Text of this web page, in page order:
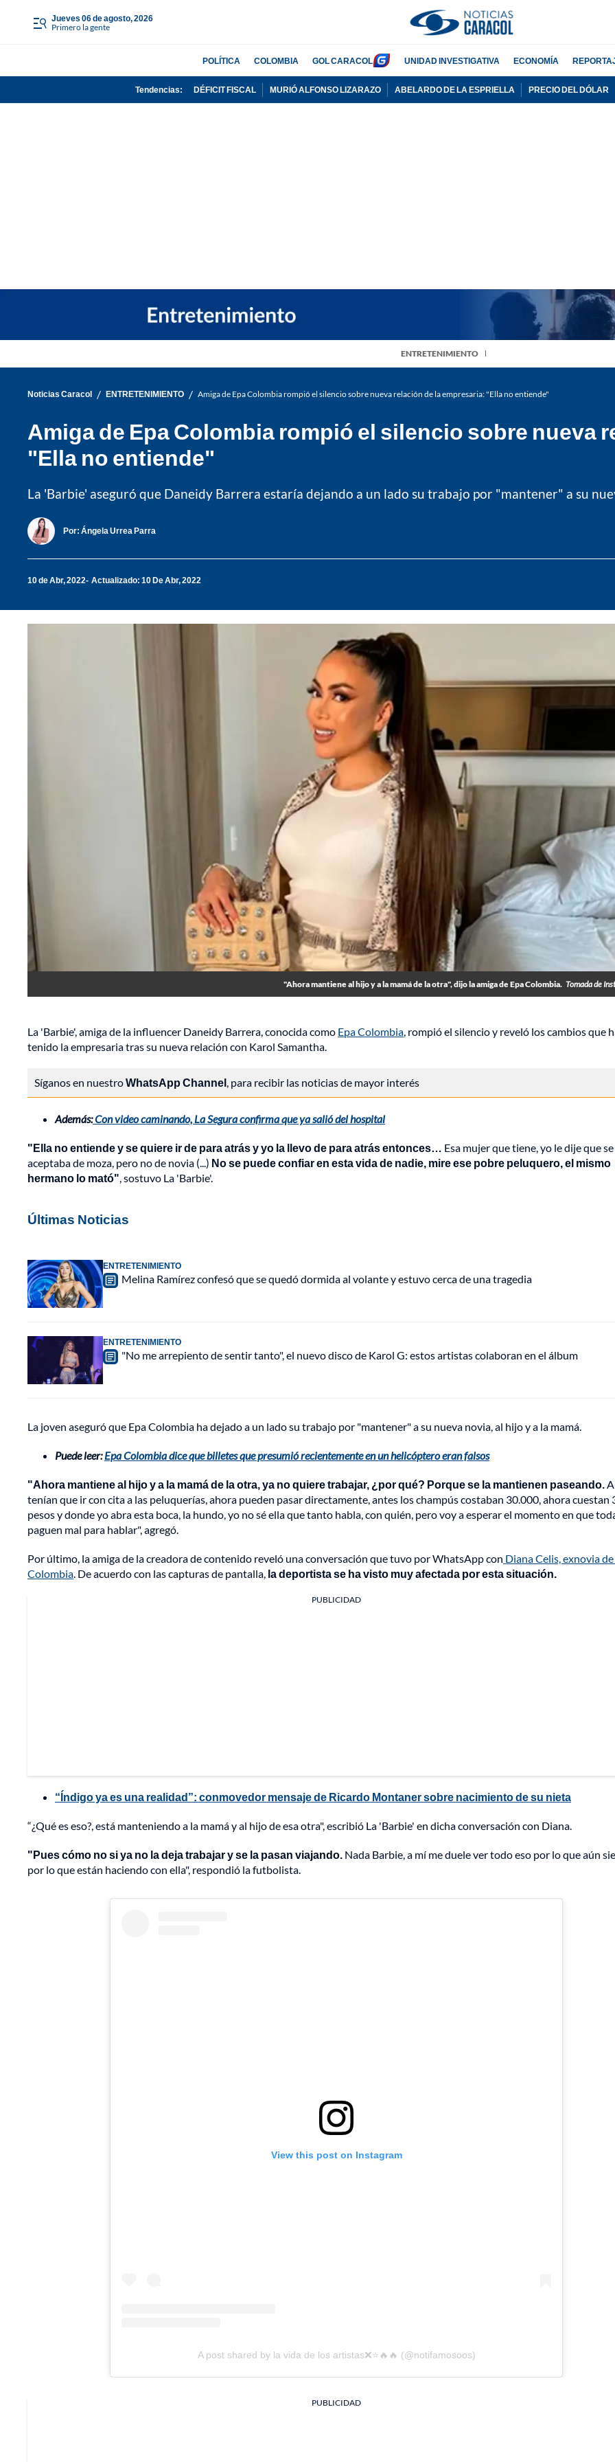
jueves 06 de agosto, 2026
Primero la gente
POLÍTICA COLOMBIA GOL CARACOL UNIDAD INVESTIGATIVA ECONOMÍA
Tendencias: DÉFICIT FISCAL MURIÓ ALFONSO LIZARAZO ABELARDO DE LA ESPRIELLA PRECIO DEL DÓLAR
ENTRETENIMIENTO
Noticias Caracol / ENTRETENIMIENTO / Amiga de Epa Colombia rompió el silencio sobre nueva relación de la empresaria: "Ella no entiende"
Amiga de Epa Colombia rompió el silencio sobre nueva
"Ella no entiende"
La 'Barbie' aseguró que Daneidy Barrera estaría dejando a un lado su trabajo por "mantener" a su
Por: Ángela Urrea Parra
10 de Abr, 2022 Actualizado: 10 De Abr, 2022
"Ahora mantiene al hijo y a la mamá de la otra", dijo la amiga de Epa Colombia. Tomada de
La 'Barbie', amiga de la influencer Daneidy Barrera, conocida como Epa Colombia, rompió el silencio y reveló los cambios que
tenido la empresaria tras su nueva relación con Karol Samantha.
Síganos en nuestroWhatsApp Channel, para recibir las noticias de mayor interés
Además:Con video caminando, La Segura confirma que ya salió del hospital
"Ella no entiende y se quiere ir de para atrás y yo la llevo de para atrás entonces… Esa mujer que tiene, yo le dije que
aceptaba de moza, pero no de novia (...) No se puede confiar en esta vida de nadie, mire ese pobre peluquero, el mismo
hermano lo mató", sostuvo La 'Barbie'.
Últimas Noticias
ENTRETENIMIENTO
Melina Ramírez confesó que se quedó dormida al volante y estuvo cerca de una tragedia
ENTRETENIMIENTO
"No me arrepiento de sentir tanto", el nuevo disco de Karol G: estos artistas colaboran en el álbum
La joven aseguró que Epa Colombia ha dejado a un lado su trabajo por "mantener" a su nueva novia, al hijo y a la mamá.
Puede leer:Epa Colombia dice que billetes que presumió recientemente en un helicóptero eran falsos
"Ahora mantiene al hijo y a la mamá de la otra, ya no quiere trabajar, ¿por qué? Porque se la mantienen paseando.
tenían que ir con cita a las peluquerías, ahora pueden pasar directamente, antes los champús costaban 30.000, ahora cuestan
pesos y donde yo abra esta boca, la hundo, yo no sé ella que tanto habla, con quién, pero voy a esperar el momento en que
paguen mal para hablar", agregó.
Por último, la amiga de la creadora de contenido reveló una conversación que tuvo por WhatsApp con Diana Celis, exnovia
Colombia. De acuerdo con las capturas de pantalla, la deportista se ha visto muy afectada por esta situación.
PUBLICIDAD
“Índigo ya es una realidad”: conmovedor mensaje de Ricardo Montaner sobre nacimiento de su nieta
“¿Qué es eso?, está manteniendo a la mamá y al hijo de esa otra", escribió La 'Barbie' en dicha conversación con Diana.
"Pues cómo no si ya no la deja trabajar y se la pasan viajando. Nada Barbie, a mí me duele ver todo eso por lo que aún
por lo que están haciendo con ella", respondió la futbolista.
View this post on Instagram
A post shared by la vida de los artistas❌⭐🔥🔥 (@notifamosoos)
PUBLICIDAD